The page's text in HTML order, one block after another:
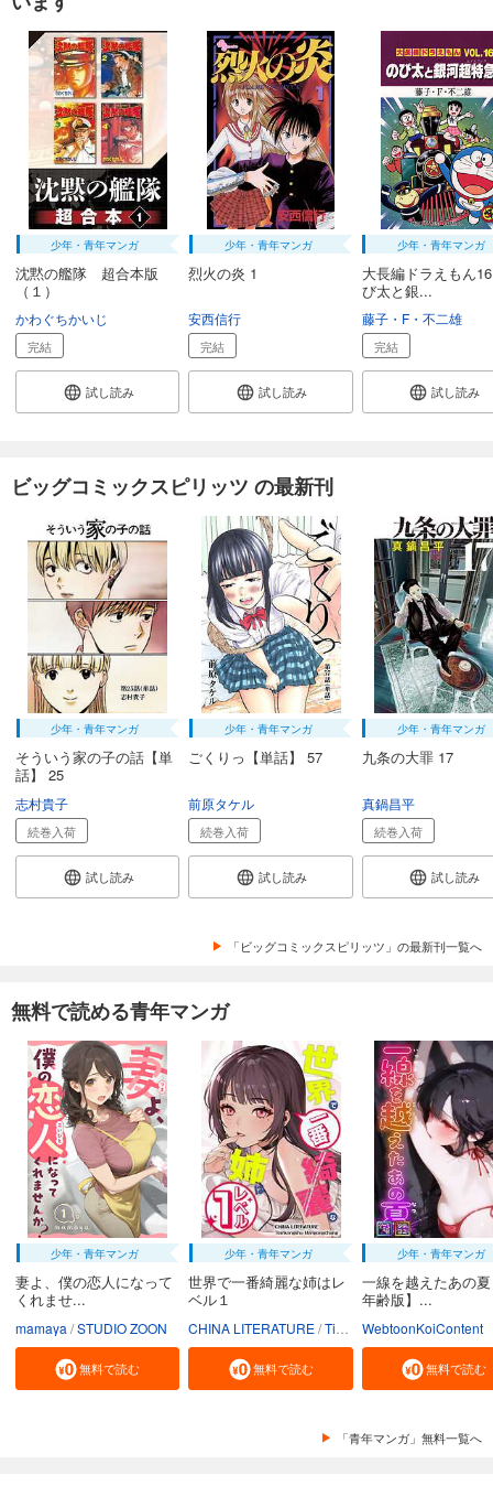
少年・青年マンガ
沈黙の艦隊 超合本版
（１）
かわぐちかいじ
完結
試し読み
少年・青年マンガ
烈火の炎 1
安西信行
完結
試し読み
少年・青年マンガ
大長編ドラえもん
び太と銀...
藤子・F・不二雄
完結
試し読み
ビッグコミックスピリッツ の最新刊
少年・青年マンガ
そういう家の子の話【単
話】 25
志村貴子
続巻入荷
試し読み
少年・青年マンガ
ごくりっ【単話】 57
前原タケル
続巻入荷
試し読み
少年・青年マンガ
九条の大罪 17
真鍋昌平
続巻入荷
試し読み
「ビッグコミックスピリッツ」の最新刊一覧へ
無料で読める青年マンガ
少年・青年マンガ
妻よ、僕の恋人になって
くれませ...
mamaya STUDIO ZOON
無料で読む
少年・青年マンガ
世界で一番綺麗な姉はレ
ベル１
CHINA LITERATURE Tiankongshu Mangongchang
無料で読む
少年・青年マンガ
一線を越えたあの
年齢版】...
WebtoonKoiContent
無料で読む
「青年マンガ」無料一覧へ